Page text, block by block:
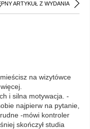
ARTYKUŁ Z WYDANIA
na wizytówce
i silna motywacja. -
najpierw na pytanie,
-mówi kontroler
skończył studia